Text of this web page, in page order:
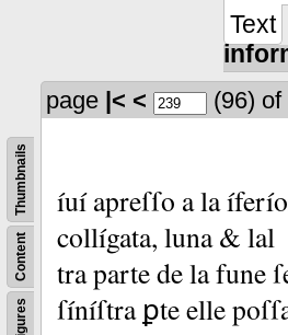
Text
Figures
Content
Thumbnails
page |< < (96) of
íuí apreſſo a la
collígata, luna & lal
tra parte de la fune
ſíníſtra ꝑte elle